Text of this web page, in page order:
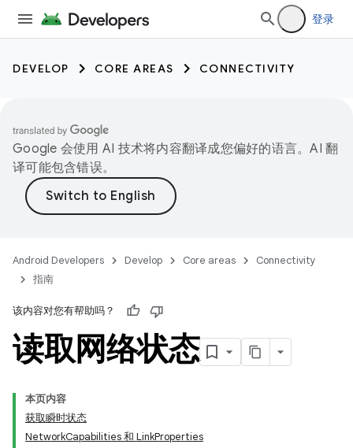
登录
DEVELOP CORE AREAS CONNECTIVITY
Google 会使用 AI 技术将内容翻译成您偏好的语言。AI 翻
译可能包含错误。
Android Developers Develop Core areas
Connectivity
指南
该内容对您有帮助吗？
读取网络状态
本页内容
获取瞬时状态
NetworkCapabilities 和 LinkProperties